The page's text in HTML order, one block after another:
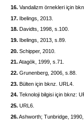
16. Vandalizm örnekleri için
17. Ibelings, 2013.
18. Davidts, 1998, s.100.
19. Ibelings, 2013, s.89.
20. Schipper, 2010.
21.Atagök, 1999, s.71.
22. Grunenberg, 2006, s.88.
23. Bülten için bknz. URL4.
24. Teknoloji bilgisi için bknz:
25. URL6.
26.Ashworth; Tunbridge,